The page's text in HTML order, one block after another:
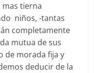
mas tierna
niños, -tantas
completamente
mutua de sus
de morada fija y
deducir de la